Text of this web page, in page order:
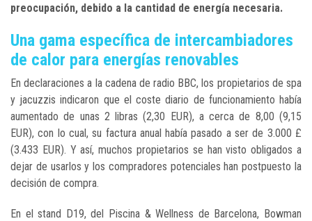
preocupación, debido a la cantidad de energía necesaria.
Una gama específica de intercambiadores
de calor para energías renovables
En declaraciones a la cadena de radio BBC, los propietarios de spa
y jacuzzis indicaron que el coste diario de funcionamiento había
aumentado de unas 2 libras (2,30 EUR), a cerca de 8,00 (9,15
EUR), con lo cual, su factura anual había pasado a ser de 3.000 £
(3.433 EUR). Y así, muchos propietarios se han visto obligados a
dejar de usarlos y los compradores potenciales han postpuesto la
decisión de compra.
En el stand D19, del Piscina & Wellness de Barcelona, Bowman